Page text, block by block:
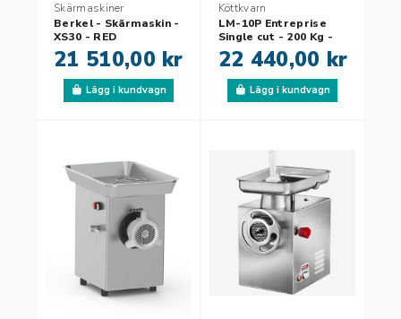
Skärmaskiner
Berkel - Skärmaskin -
XS30 - RED
21 510,00 kr
Lägg i kundvagn
Köttkvarn
LM-10P Entreprise
Single cut - 200 Kg -
2.0 hp - 400V
22 440,00 kr
Lägg i kundvagn